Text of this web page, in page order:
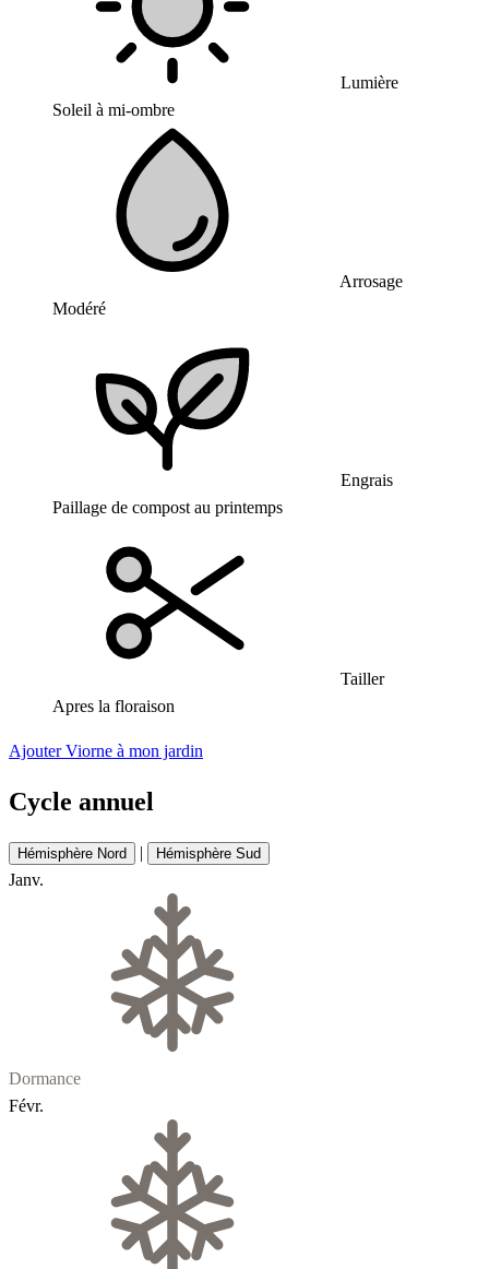
Lumière
Soleil à mi-ombre
Arrosage
Modéré
Engrais
Paillage de compost au printemps
Tailler
Apres la floraison
Ajouter Viorne à mon jardin
Cycle annuel
Hémisphère Nord | Hémisphère Sud
Janv.
Dormance
Févr.